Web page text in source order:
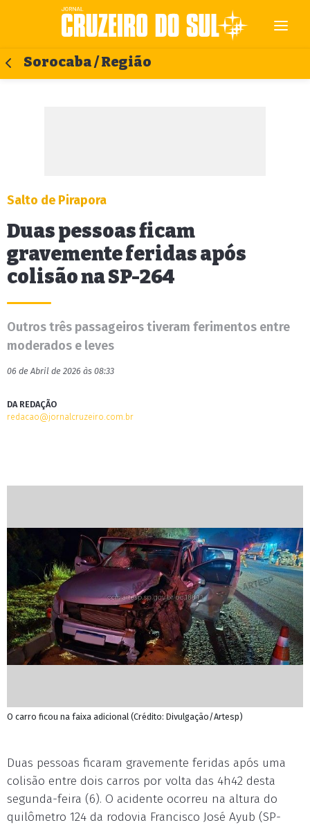
Sorocaba / Região
Salto de Pirapora
Duas pessoas ficam
gravemente feridas após
colisão na SP-264
Outros três passageiros tiveram ferimentos entre
moderados e leves
06 de Abril de 2026 às 08:33
DA REDAÇÃO
redacao@jornalcruzeiro.com.br
O carro ficou na faixa adicional (Crédito: Divulgação/Artesp)
Duas pessoas ficaram gravemente feridas após uma
colisão entre dois carros por volta das 4h42 desta
segunda-feira (6). O acidente ocorreu na altura do
quilômetro 124 da rodovia Francisco José Ayub (SP-